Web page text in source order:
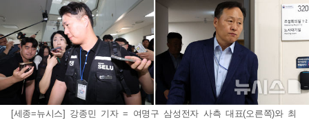
[세종=뉴시스] 강종민 기자 = 여명구 삼성전자 사측 대표(오른쪽)와 최